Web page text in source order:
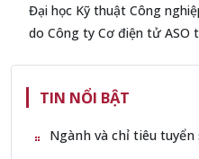
Đại học Kỹ thuật Công
do Công ty Cơ điện tử ASO
TIN NỔI BẬT
Ngành và chỉ tiêu tuyển